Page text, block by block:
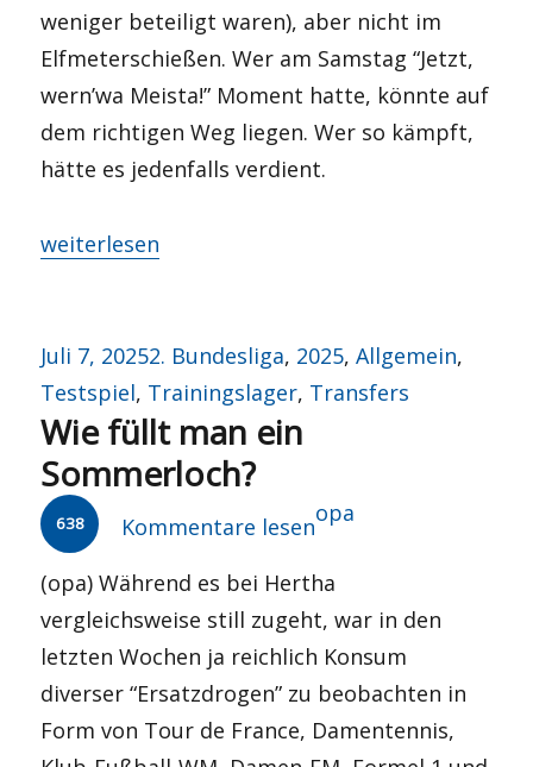
weniger beteiligt waren), aber nicht im
Elfmeterschießen. Wer am Samstag “Jetzt,
wern’wa Meista!” Moment hatte, könnte auf
dem richtigen Weg liegen. Wer so kämpft,
hätte es jedenfalls verdient.
„Sommer, Palmen, Sonnenschein?“
weiterlesen
Veröffentlicht
am
Juli 7, 2025Kategorien
2. Bundesliga, 2025,Allgemein,
Testspiel, Trainingslager, Transfers
Wie füllt man ein
Sommerloch?
638 Kommentare lesen
Autor
opa
(opa) Während es bei Hertha
vergleichsweise still zugeht, war in den
letzten Wochen ja reichlich Konsum
diverser “Ersatzdrogen” zu beobachten in
Form von Tour de France, Damentennis,